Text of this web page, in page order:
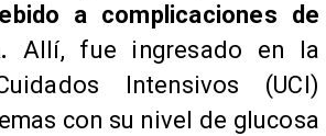
a complicaciones de
Allí, fue ingresado en la
Intensivos (UCI)
con su nivel de glucosa